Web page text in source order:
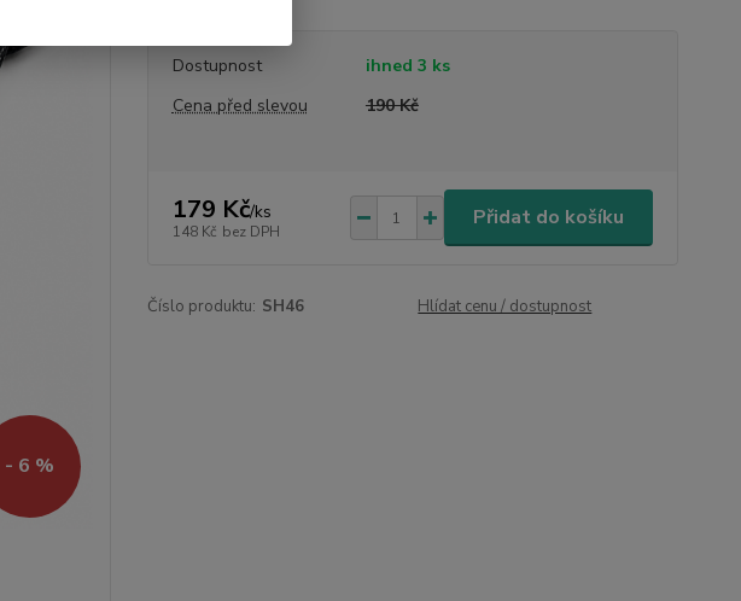
- 6 %
Dostupnost
ihned 3 ks
Cena před slevou
190 Kč
179 Kč/ks
148 Kč bez DPH
Přidat do košíku
Číslo produktu: SH46 Hlídat cenu / dostupnost